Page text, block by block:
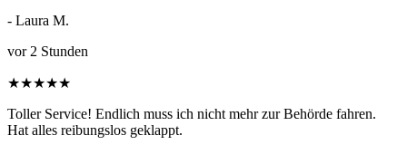
- Laura M.
vor 2 Stunden
★★★★★
Toller Service! Endlich muss ich nicht mehr zur Behörde fahren.
Hat alles reibungslos geklappt.